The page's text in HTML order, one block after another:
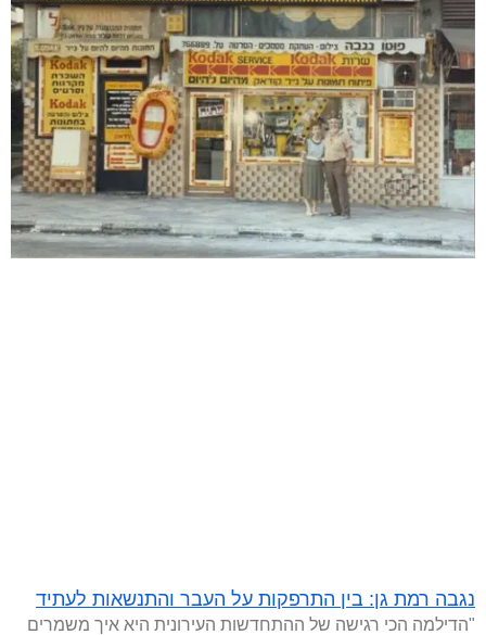
נגבה רמת גן: בין התרפקות על העבר והתנשאות לעתיד
"הדילמה הכי רגישה של ההתחדשות העירונית היא איך משמרים